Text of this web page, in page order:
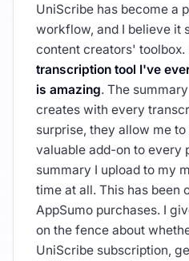
UniScribe has become a
workflow, and I believe it
content creators' toolbox.
transcription tool I've
is amazing. The
creates with every
surprise, they allow me
valuable add-on to every
summary I upload to my
time at all. This has been
AppSumo purchases. I
on the fence about
UniScribe subscription,